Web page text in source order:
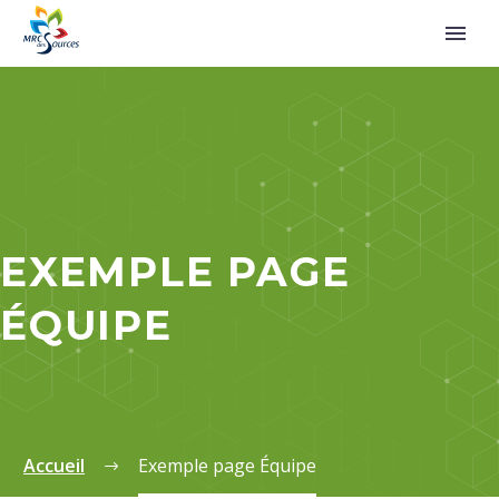
EXEMPLE PAGE
ÉQUIPE
Accueil Exemple page Équipe